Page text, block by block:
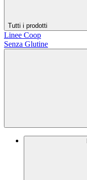
Tutti i prodotti
Linee Coop
Senza Glutine